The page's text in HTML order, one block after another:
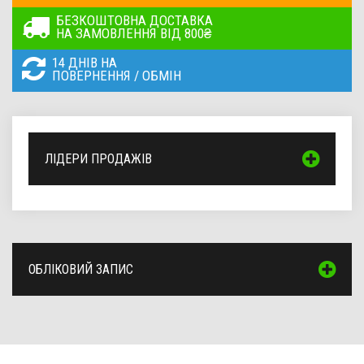
БЕЗКОШТОВНА ДОСТАВКА
НА ЗАМОВЛЕННЯ ВІД 800₴
14 ДНІВ НА
ПОВЕРНЕННЯ / ОБМІН
ЛІДЕРИ ПРОДАЖІВ
ОБЛІКОВИЙ ЗАПИС